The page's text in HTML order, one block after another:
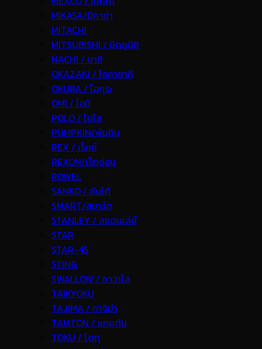
MIKASA/มิกาซ่า
MITACHI
MITSUBISHI / มิตซูบิชิ
NACHI / นาชิ
OKAZAKI / โอคาซากิ
OKURA / โอกุระ
OMI / โอมิ
POLO / โปโล
PUMPKIN/พัมคิน
REX / เร็กช์
REXON/เร็กซ่อน
ROWEL
SANKO / ซันโก้
SMART/สมาร์ท
STANLEY / สแตนเล่ย์
STAR
STAR-45
STING
SWALLOW / ซาวาโล
TAIKYOKU
TAJIMA / ทาจิม่า
TAMTON / แทมตัน
TOKU / โตกุ